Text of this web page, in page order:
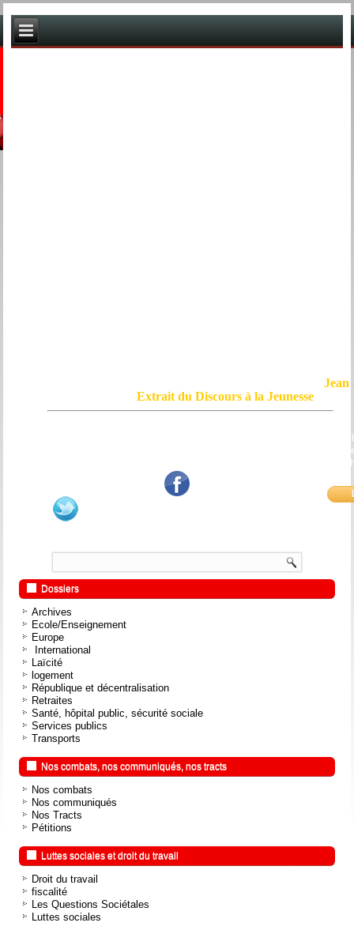
Jean
Extrait du Discours à la Jeunesse
mensonge triomphant qui passe, et de ne pas faire écho, de notre
bouche et de nos mains aux applaudissements imbéciles et aux
Dossiers
Archives
Ecole/Enseignement
Europe
International
Laïcité
logement
République et décentralisation
Retraites
Santé, hôpital public, sécurité sociale
Services publics
Transports
Nos combats, nos communiqués, nos tracts
Nos combats
Nos communiqués
Nos Tracts
Pétitions
Luttes sociales et droit du travail
Droit du travail
fiscalité
Les Questions Sociétales
Luttes sociales